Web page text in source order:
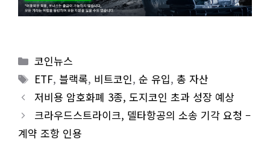
Categories
코인뉴스
Tags
ETF, 블랙록, 비트코인,순 유입,총 자산
저비용 암호화폐 3종, 도지코인 초과 성장 예상
크라우드스트라이크, 델타항공의 소송 기각 요청 –
계약 조항 인용